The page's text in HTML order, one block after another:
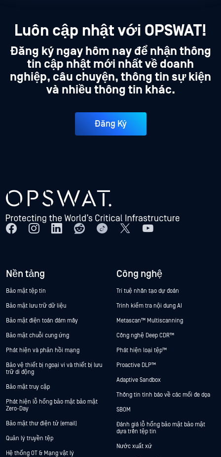
Luôn cập nhật với OPSWAT!
Đăng ký ngay hôm nay để nhận thông
tin cập nhật mới nhất về doanh
nghiệp, câu chuyện, thông tin sự kiện
và nhiều thông tin khác.
Đăng Ký
Nền tảng
Bảo mật tệp tin
Bảo mật lưu trữ dữ liệu
Bảo mật điện toán đám mây
Bảo mật chuỗi cung ứng
Phát hiện và phản hồi mạng
Bảo vệ thiết bị ngoại vi và thiết bị lưu
trữ di động
Bảo mật truy cập
Phát hiện lỗ hổng bảo mật bảo mật
Zero-Day
Bảo mật thư điện tử (email)
Quản lý truyền tệp
Hệ thống OT & Mạng vật lý
Công nghệ
Trí tuệ nhân tạo dự đoán
Trình kiểm tra nội dung AI
Metascan™ Multiscanning
Công nghệ Deep CDR™
Phát hiện loại tệp™
Proactive DLP™
Adaptive Sandbox
Thông tin tình báo về các mối đe dọa
SBOM
Đánh giá lỗ hổng bảo mật bảo mật
dựa trên tệp tin
Nước xuất xứ